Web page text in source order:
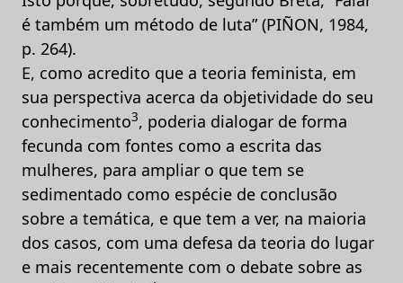
é também um método de luta” (PIÑON, 1984,
p. 264).
E, como acredito que a teoria feminista, em
sua perspectiva acerca da objetividade do seu
conhecimento3, poderia dialogar de forma
fecunda com fontes como a escrita das
mulheres, para ampliar o que tem se
sedimentado como espécie de conclusão
sobre a temática, e que tem a ver, na maioria
dos casos, com uma defesa da teoria do lugar
e mais recentemente com o debate sobre as